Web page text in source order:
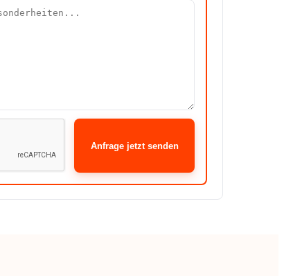
Anfrage jetzt senden